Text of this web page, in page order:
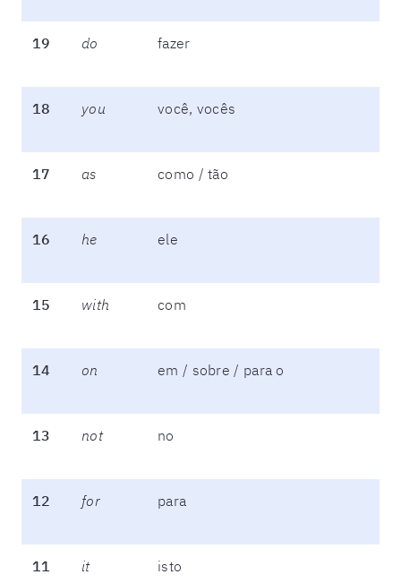
19 do fazer
18 you você, vocês
17 as como / tão
16 he ele
15 with com
14 on em / sobre / para o
13 not no
12 for para
11 it isto